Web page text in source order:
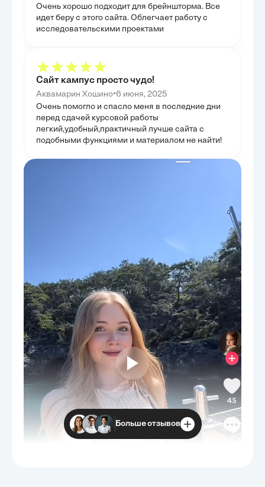
решения. На основе проведенного анализа были
сформулированы конкретные рекомендации по
масштабы и специфику каждого проекта. Кроме
инструменты для повышения экономической
эффективности. Целью главы было предоставить
читателю набор инструментов и рекомендаций для
практического применения.
Очень хорошо подходит для брейншторма. Все
идет беру с этого сайта. Облегчает работу с
исследовательскими проектами
Сайт кампус просто чудо!
Аквамарин Хошино•6 июня, 2025
Очень помогло и спасло меня в последние дни
перед сдачей курсовой работы
легкий,удобный,практичный лучше сайта с
подобными функциями и материалом не найти!
Больше отзывов